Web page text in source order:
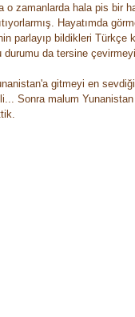
o zamanlarda hala pis bir
Hayatımda
parlayıp bildikleri Türkçe
durumu da tersine
gitmeyi en
Sonra malum